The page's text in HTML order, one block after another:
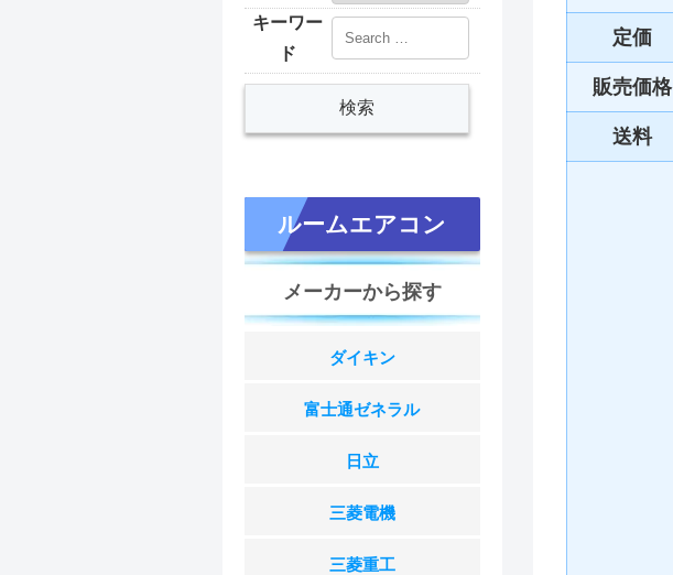
定価
販売価格
送料
キーワー
ド
ルームエアコン
メーカーから探す
ダイキン
富士通ゼネラル
日立
三菱電機
三菱重工